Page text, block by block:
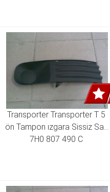
Transporter Transporter T 5
ön Tampon ızgara Sissiz Sağ
7H0 807 490 C